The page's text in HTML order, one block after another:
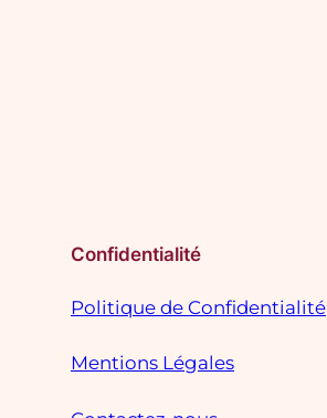
Confidentialité
Politique de Confidentialité
Mentions Légales